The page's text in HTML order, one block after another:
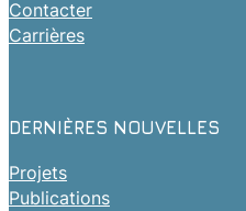
Contacter
Carrières
DERNIÈRES NOUVELLES
Projets
Publications